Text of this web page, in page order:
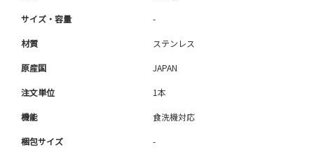
サイズ・容量 -
材質 ステンレス
原産国 JAPAN
注文単位 1本
機能 食洗機対応
梱包サイズ -